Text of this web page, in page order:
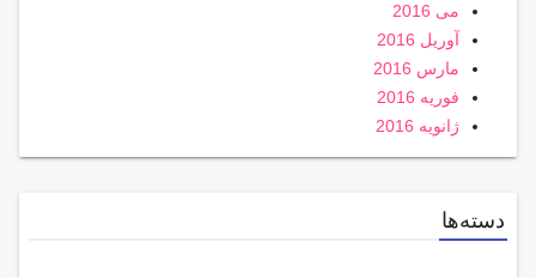
می 2016
آوریل 2016
مارس 2016
فوریه 2016
ژانویه 2016
دسته‌ها